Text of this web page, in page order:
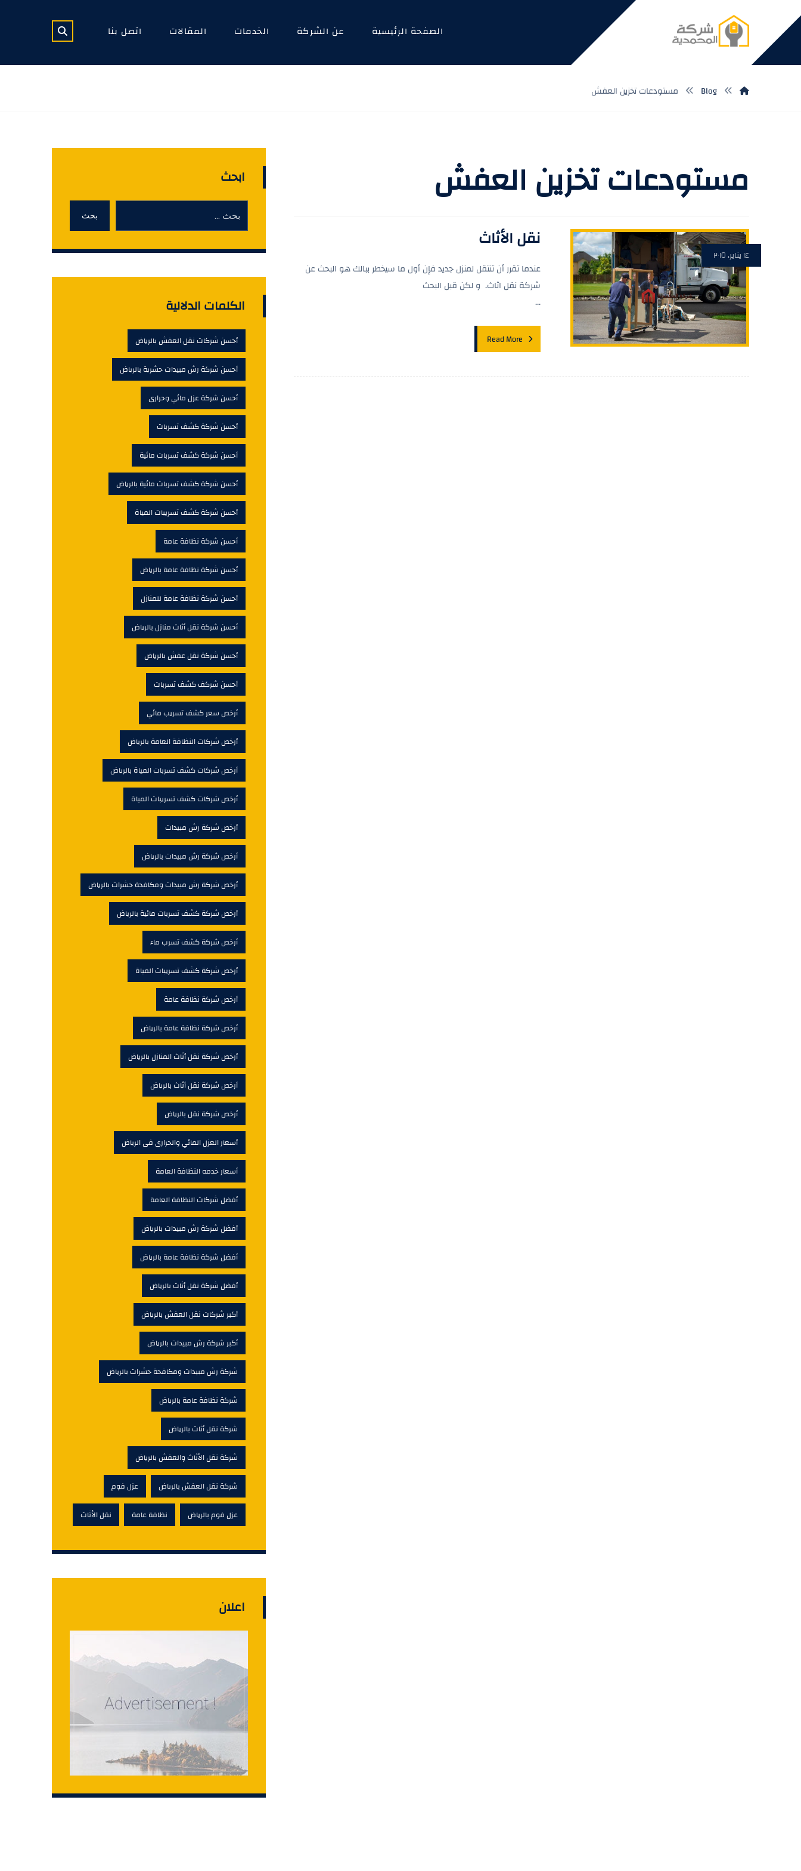
الصفحة الرئيسية عن الشركة الخدمات المقالات اتصل بنا
Blog مستودعات تخزين العفش
مستودعات تخزين العفش
نقل الأثاث
١٤ يناير، ٢٠١٥
عندما تقرر أن تنتقل لمنزل جديد فإن أول ما سيخطر ببالك هو البحث عن
شركة نقل اثاث. و لكن قبل البحث
...
Read More
ابحث
بحث
الكلمات الدلالية
أحسن شركات نقل العفش بالرياض
أحسن شركة رش مبيدات حشرية بالرياض
أحسن شركة عزل مائي وحرارى
أحسن شركة كشف تسربات
أحسن شركة كشف تسربات مائية
أحسن شركة كشف تسربات مائية بالرياض
أحسن شركة كشف تسريبات المياة
أحسن شركة نظافة عامة
أحسن شركة نظافة عامة بالرياض
أحسن شركة نظافة عامة للمنازل
أحسن شركة نقل أثاث منازل بالرياض
أحسن شركة نقل عفش بالرياض
أحسن شركف كشف تسربات
أرخص سعر كشف تسريب مائي
أرخص شركات النظافة العامة بالرياض
أرخص شركات كشف تسربات المياة بالرياض
أرخص شركات كشف تسريبات المياة
أرخص شركة رش مبيدات
أرخص شركة رش مبيدات بالرياض
أرخص شركة رش مبيدات ومكافحة حشرات بالرياض
أرخص شركة كشف تسربات مائية بالرياض
أرخص شركة كشف تسرب ماء
أرخص شركة كشف تسريبات المياة
أرخص شركة نظافة عامة
أرخص شركة نظافة عامة بالرياض
أرخص شركة نقل أثاث المنازل بالرياض
أرخص شركة نقل أثاث بالرياض
أرخص شركة نقل بالرياض
أسعار العزل المائي والحرارى فى الرياض
أسعار خدمه النظافة العامة
أفضل شركات النظافة العامة
أفضل شركة رش مبيدات بالرياض
أفضل شركة نظافة عامة بالرياض
أفضل شركة نقل أثاث بالرياض
أكبر شركات نقل العفش بالرياض
أكبر شركة رش مبيدات بالرياض
شركة رش مبيدات ومكافحة حشرات بالرياض
شركة نظافة عامة بالرياض
شركة نقل أثاث بالرياض
شركة نقل الأثاث والعفش بالرياض
شركة نقل العفش بالرياض عزل فوم
عزل فوم بالرياض نظافة عامة نقل الأثاث
اعلان